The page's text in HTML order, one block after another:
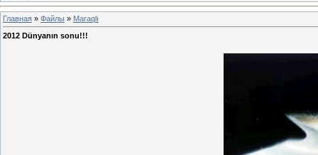
Главная » Файлы » Maraqlı
2012 Dünyanın sonu!!!